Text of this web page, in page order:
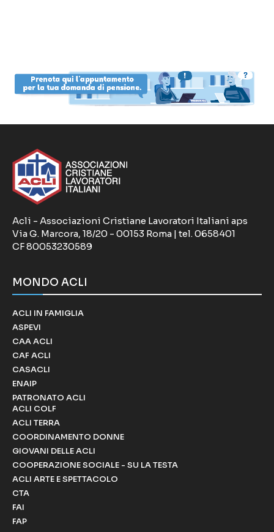
Acli - Associazioni Cristiane Lavoratori Italiani aps
Via G. Marcora, 18/20 - 00153 Roma | tel. 0658401
CF 80053230589
MONDO ACLI
ACLI IN FAMIGLIA
ASPEVI
CAA ACLI
CAF ACLI
CASACLI
ENAIP
PATRONATO ACLI
ACLI COLF
ACLI TERRA
COORDINAMENTO DONNE
GIOVANI DELLE ACLI
COOPERAZIONE SOCIALE - SU LA TESTA
ACLI ARTE E SPETTACOLO
CTA
FAI
FAP